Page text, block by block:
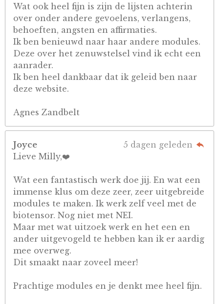
Wat ook heel fijn is zijn de lijsten achterin
over onder andere gevoelens, verlangens,
behoeften, angsten en affirmaties.
Ik ben benieuwd naar haar andere modules.
Deze over het zenuwstelsel vind ik echt een
aanrader.
Ik ben heel dankbaar dat ik geleid ben naar
deze website.
Agnes Zandbelt
Joyce
5 dagen geleden
Lieve Milly,❤️
Wat een fantastisch werk doe jij. En wat een
immense klus om deze zeer, zeer uitgebreide
modules te maken. Ik werk zelf veel met de
biotensor. Nog niet met NEI.
Maar met wat uitzoek werk en het een en
ander uitgevogeld te hebben kan ik er aardig
mee overweg.
Dit smaakt naar zoveel meer!
Prachtige modules en je denkt mee heel fijn.